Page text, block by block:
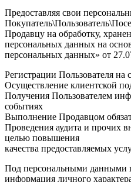
Предоставляя свои
Продавцу на обработку,
персональных данных на
персональных данных» от
Регистрации Пользователя на
Осуществление клиентской
Получения Пользователем
событиях
Выполнение Продавцом
Проведения аудита и прочих
целью повышения
качества предоставляемых
Под персональными данными
информация личного